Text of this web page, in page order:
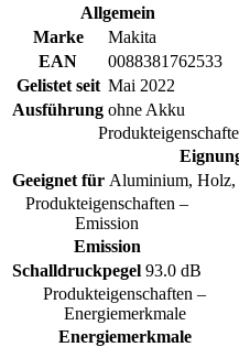
Allgemein
Marke
Makita
EAN
0088381762533
Gelistet seit Mai 2022
Ausführung ohne Akku
Geeignet für Aluminium, Holz,
Produkteigenschaften –
Emission
Emission
Schalldruckpegel 93.0 dB
Produkteigenschaften –
Energiemerkmale
Energiemerkmale